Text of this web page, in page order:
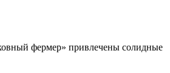
фермер» привлечены солидные